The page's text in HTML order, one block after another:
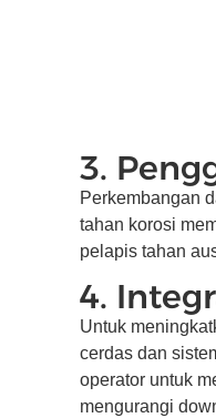
3.
Perkembangan
tahan korosi
pelapis tahan
4.
Untuk
cerdas dan
operator untuk
mengurangi